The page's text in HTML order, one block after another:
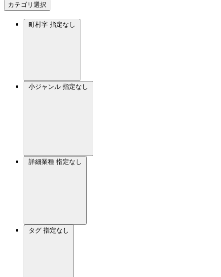
カテゴリ選択
町村字 指定なし
小ジャンル 指定なし
詳細業種 指定なし
タグ 指定なし